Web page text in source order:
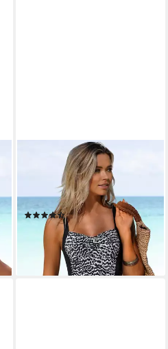
Badeanzug Clara mit
gerafftem Einsatz und
Shaping-Effekt
(73)
79,99 € 99,99 €
-20%
lieferbar - in 1-2 Werktagen bei dir